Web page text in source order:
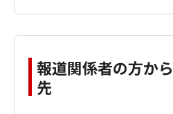
報道関係者の方か
先